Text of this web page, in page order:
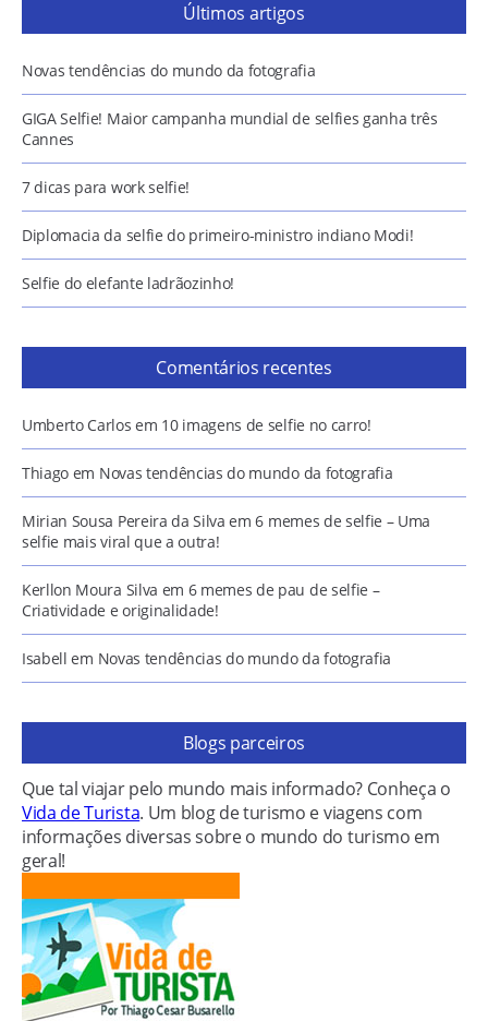
Últimos artigos
Novas tendências do mundo da fotografia
GIGA Selfie! Maior campanha mundial de selfies ganha três
Cannes
7 dicas para work selfie!
Diplomacia da selfie do primeiro-ministro indiano Modi!
Selfie do elefante ladrãozinho!
Comentários recentes
Umberto Carlos em 10 imagens de selfie no carro!
Thiago em Novas tendências do mundo da fotografia
Mirian Sousa Pereira da Silva em6 memes de selfie – Uma
selfie mais viral que a outra!
Kerllon Moura Silva em 6 memes de pau de selfie –
Criatividade e originalidade!
Isabell em Novas tendências do mundo da fotografia
Blogs parceiros
Que tal viajar pelo mundo mais informado? Conheça o
Vida de Turista. Um blog de turismo e viagens com
informações diversas sobre o mundo do turismo em
geral!